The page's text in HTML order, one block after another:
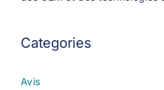
Categories
Avis